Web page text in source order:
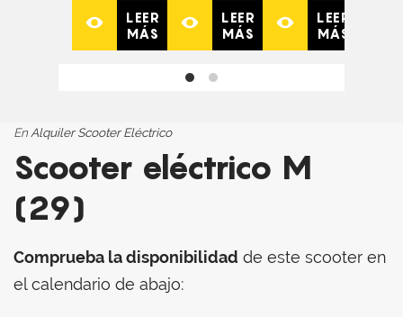
LEER
MÁS
LEER
MÁS
LEER
MÁS
En Alquiler Scooter Eléctrico
Scooter eléctrico M
(29)
Comprueba la disponibilidad de este scooter en
el calendario de abajo: